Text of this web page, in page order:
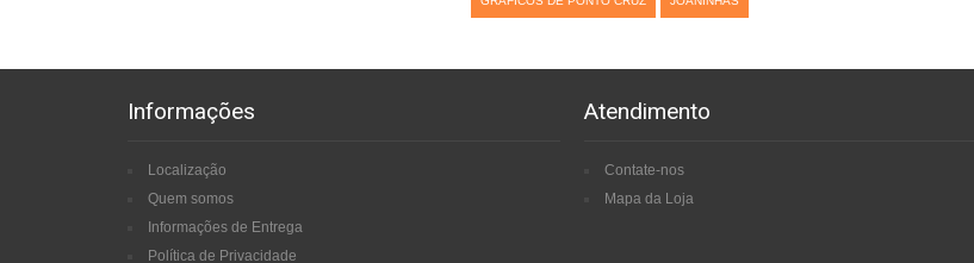
Informações
Localização
Quem somos
Informações de Entrega
Política de Privacidade
Atendimento
Contate-nos
Mapa da Loja